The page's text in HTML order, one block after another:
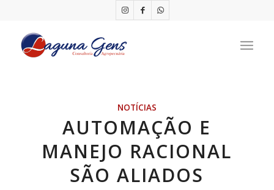
NOTÍCIAS
AUTOMAÇÃO E
MANEJO RACIONAL
SÃO ALIADOS